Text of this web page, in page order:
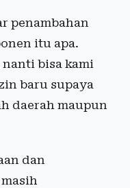
penambahan
itu apa.
bisa kami
baru supaya
daerah maupun
dan